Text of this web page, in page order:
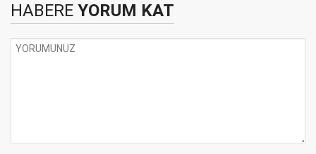
HABERE YORUM KAT